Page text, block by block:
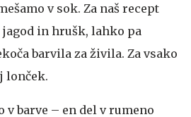
v sok. Za naš recept
in hrušk, lahko pa
barvila za živila. Za vsako
lonček.
v barve – en del v rumeno